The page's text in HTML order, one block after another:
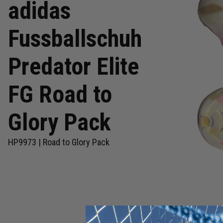
adidas
Fussballschuh
Predator Elite
FG Road to
Glory Pack
HP9973 | Road to Glory Pack
Anfang
der